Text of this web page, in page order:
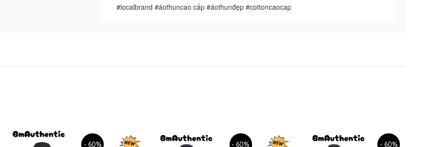
#localbrand #áothuncao cấp #áothunđẹp #cottoncaocap
- 60% - 60% - 60%